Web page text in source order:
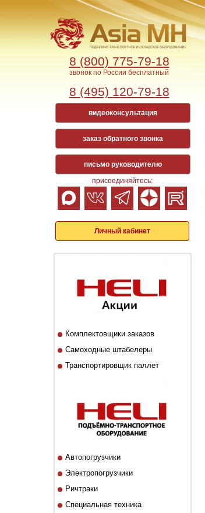
8 (800) 775-79-18
звонок по России бесплатный
8 (495) 120-79-18
видеоконсультация
заказ обратного звонка
письмо руководителю
присоединяйтесь:
Личный кабинет
Комплектовщики заказов
Самоходные штабелеры
Транспортировщик паллет
Автопогрузчики
Электропогрузчики
Ричтраки
Специальная техника